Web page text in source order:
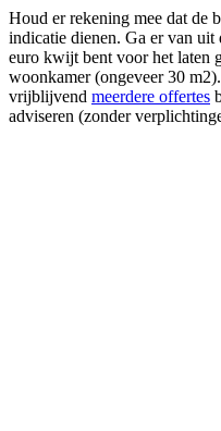
Houd er rekening mee dat de
indicatie dienen. Ga er van
euro kwijt bent voor het laten
woonkamer (ongeveer 30
vrijblijvend meerdere offertes
adviseren (zonder